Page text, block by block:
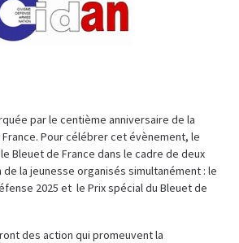
par le centième anniversaire de la
Pour célébrer cet évènement, le
le Bleuet de France dans le cadre de deux
la jeunesse organisés simultanément : le
2025 et le Prix spécial du Bleuet de
des action qui promeuvent la